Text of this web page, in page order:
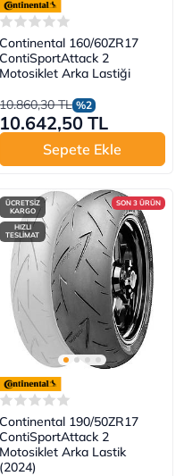
Continental 160/60ZR17
ContiSportAttack 2
Motosiklet Arka Lastiği
10.860,30 TL %2
10.642,50 TL
Sepete Ekle
ÜCRETSİZ
KARGO
HIZLI
TESLİMAT
SON 3 ÜRÜN
Continental 190/50ZR17
ContiSportAttack 2
Motosiklet Arka Lastik
(2024)